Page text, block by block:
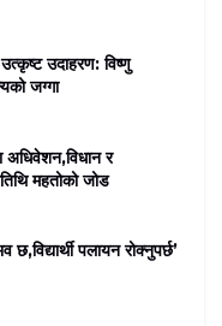
उदाहरण: विष्णु
जग्गा
अधिवेशन,विधान र
महतोको जोड
पलायन रोक्नुपर्छ’